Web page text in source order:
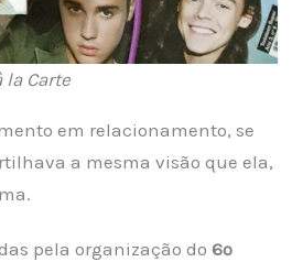
la Carte
em relacionamento, se
a mesma visão que ela,
pela organização do 6º